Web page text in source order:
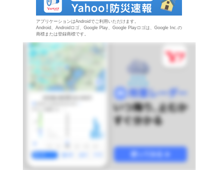
アプリケーションはAndroidでご利用いただけます。
Android、Androidロゴ、Google Play、Google Playロゴは、Google Inc.の
商標または登録商標です。